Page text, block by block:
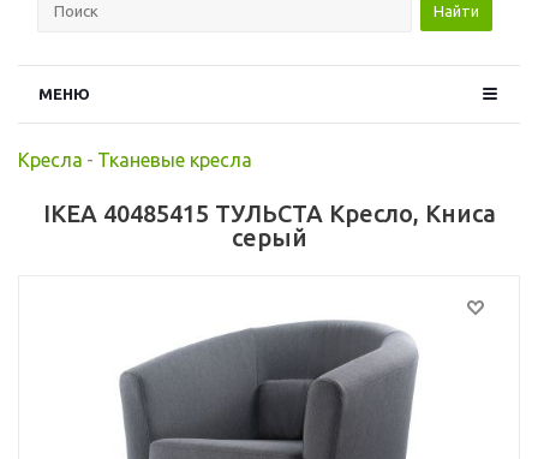
Найти
МЕНЮ
Кресла - Тканевые кресла
IKEA 40485415 ТУЛЬСТА Кресло, Книса
серый